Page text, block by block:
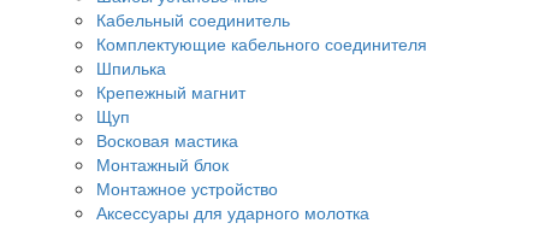
Кабельный соединитель
Комплектующие кабельного соединителя
Шпилька
Крепежный магнит
Щуп
Восковая мастика
Монтажный блок
Монтажное устройство
Аксессуары для ударного молотка